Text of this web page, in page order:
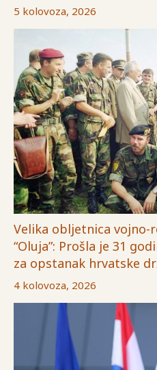
5 kolovoza, 2026
Velika obljetnica vojno-
“Oluja”: Prošla je 31
za opstanak hrvatske
4 kolovoza, 2026